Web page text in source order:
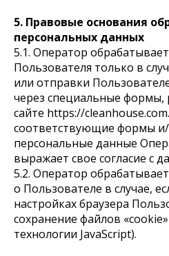
5. Правовые основания
персональных данных
5.1. Оператор
Пользователя только в
или отправки
через специальные формы,
сайте https://
соответствующие формы и/
персональные данные
выражает свое согласие с
5.2. Оператор
о Пользователе в случае,
настройках браузера
сохранение файлов
технологии JavaScript).